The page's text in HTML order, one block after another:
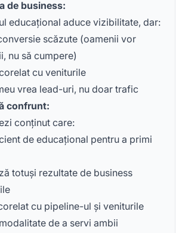
de business:
educațional aduce vizibilitate, dar:
scăzute (oamenii vor
nu să cumpere)
cu veniturile
vrea lead-uri, nu doar trafic
confrunt:
conținut care:
de educațional pentru a primi
totuși rezultate de business
cu pipeline-ul și veniturile
de a servi ambii